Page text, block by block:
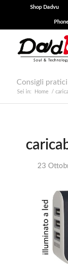
Shop Dadvu
Consigli
Sei in: Home /
23